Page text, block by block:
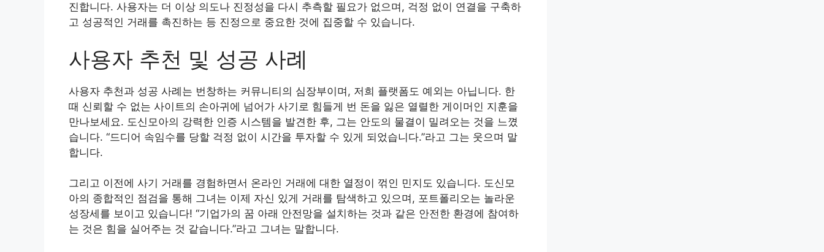
진합니다. 사용자는 더 이상 의도나 진정성을 다시 추측할 필요가 없으며, 걱정 없이 연결을 구축하
고 성공적인 거래를 촉진하는 등 진정으로 중요한 것에 집중할 수 있습니다.
사용자 추천 및 성공 사례
사용자 추천과 성공 사례는 번창하는 커뮤니티의 심장부이며, 저희 플랫폼도 예외는 아닙니다. 한
때 신뢰할 수 없는 사이트의 손아귀에 넘어가 사기로 힘들게 번 돈을 잃은 열렬한 게이머인 지훈을
만나보세요. 도신모아의 강력한 인증 시스템을 발견한 후, 그는 안도의 물결이 밀려오는 것을 느꼈
습니다. “드디어 속임수를 당할 걱정 없이 시간을 투자할 수 있게 되었습니다.”라고 그는 웃으며 말
합니다.
그리고 이전에 사기 거래를 경험하면서 온라인 거래에 대한 열정이 꺾인 민지도 있습니다. 도신모
아의 종합적인 점검을 통해 그녀는 이제 자신 있게 거래를 탐색하고 있으며, 포트폴리오는 놀라운
성장세를 보이고 있습니다! “기업가의 꿈 아래 안전망을 설치하는 것과 같은 안전한 환경에 참여하
는 것은 힘을 실어주는 것 같습니다.”라고 그녀는 말합니다.